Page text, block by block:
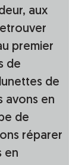
aux
premier
de
de
avons en
de
réparer
en